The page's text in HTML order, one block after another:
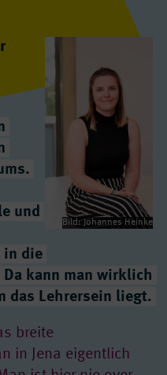
Bild: Johannes Heinke
und
in die
kann man wirklich
das Lehrersein liegt.
breite
in Jena eigentlich